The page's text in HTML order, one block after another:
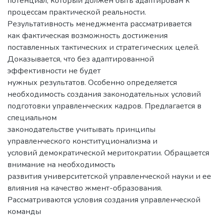
процессам практической реальности.
Результативность менеджмента рассматривается
как фактическая возможность достижения
поставленных тактических и стратегических целей.
Доказывается, что без адаптированной
эффективности не будет
нужных результатов. Особенно определяется
необходимость создания законодательных условий
подготовки управленческих кадров. Предлагается в
специальном
законодательстве учитывать принципы
управленческого конституционализма и
условий демократической меритократии. Обращается
внимание на необходимость
развития университетской управленческой науки и ее
влияния на качество жмент-образования.
Рассматриваются условия создания управленческой
команды